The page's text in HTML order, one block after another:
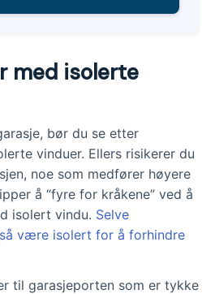
med isolerte
bør du se etter
vinduer. Ellers risikerer du
noe som medfører høyere
å “fyre for kråkene” ved å
isolert vindu. Selve
være isolert for å forhindre
til garasjeporten som er tykke